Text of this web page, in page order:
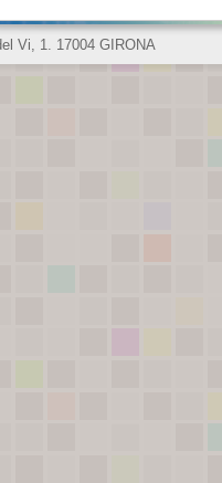
Vi, 1. 17004 GIRONA